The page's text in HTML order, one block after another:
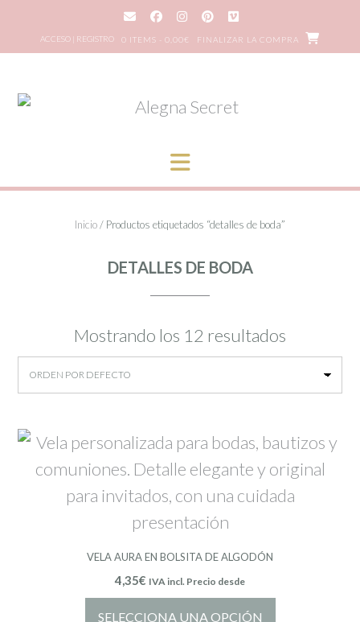
ACCESO | REGISTRO 0 ITEMS - 0,00€ FINALIZAR LA COMPRA
Inicio/ Productos etiquetados “detalles de boda”
DETALLES DE BODA
Mostrando los 12 resultados
VELA AURA EN BOLSITA DE ALGODÓN
4,35€ IVA incl. Precio desde
SELECCIONA UNA OPCIÓN